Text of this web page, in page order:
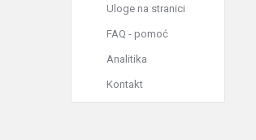
Uloge na stranici
FAQ - pomoć
Analitika
Kontakt